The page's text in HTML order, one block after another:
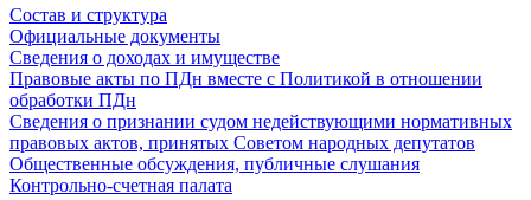
Состав и структура
Официальные документы
Сведения о доходах и имуществе
Правовые акты по ПДн вместе с Политикой в отношении
обработки ПДн
Сведения о признании судом недействующими нормативных
правовых актов, принятых Советом народных депутатов
Общественные обсуждения, публичные слушания
Контрольно-счетная палата